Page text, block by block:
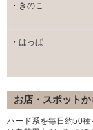
・きのこ
・はっぱ
お店・スポット
ハード系を毎日約50